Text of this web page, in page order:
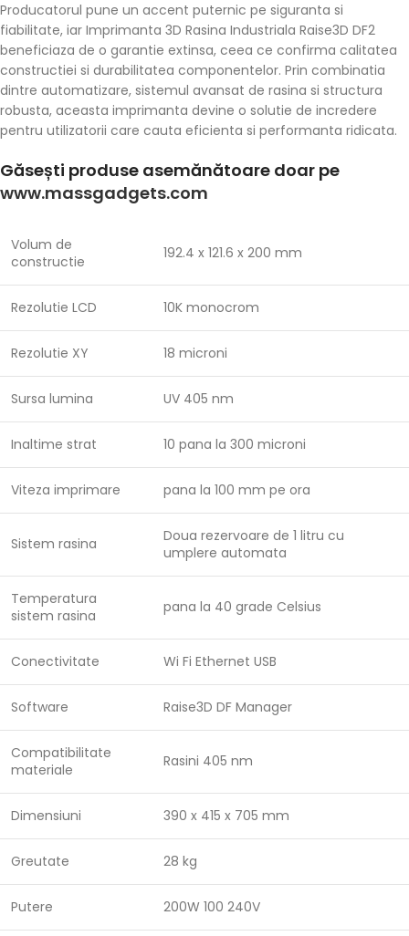
Producatorul pune un accent puternic pe siguranta si
fiabilitate, iar Imprimanta 3D Rasina Industriala Raise3D DF2
beneficiaza de o garantie extinsa, ceea ce confirma calitatea
constructiei si durabilitatea componentelor. Prin combinatia
dintre automatizare, sistemul avansat de rasina si structura
robusta, aceasta imprimanta devine o solutie de incredere
pentru utilizatorii care cauta eficienta si performanta ridicata.
Găsești produse asemănătoare doar pe
www.massgadgets.com
Volum de
constructie
192.4 x 121.6 x 200 mm
Rezolutie LCD 10K monocrom
Rezolutie XY 18 microni
Sursa lumina UV 405 nm
Inaltime strat 10 pana la 300 microni
Viteza imprimare pana la 100 mm pe ora
Sistem rasina
Doua rezervoare de 1 litru cu
umplere automata
Temperatura
sistem rasina
pana la 40 grade Celsius
Conectivitate Wi Fi Ethernet USB
Software Raise3D DF Manager
Compatibilitate
materiale
Rasini 405 nm
Dimensiuni 390 x 415 x 705 mm
Greutate 28 kg
Putere 200W 100 240V